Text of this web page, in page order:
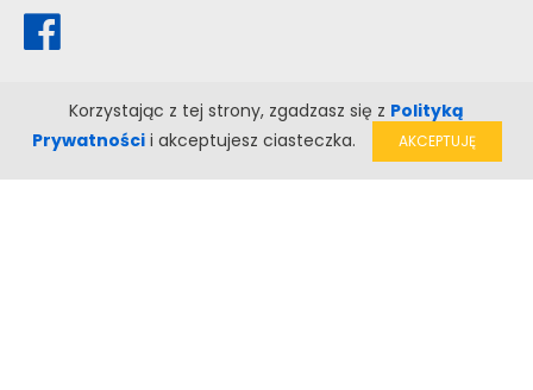
Korzystając z tej strony, zgadzasz się z Polityką
Prywatnościi akceptujesz ciasteczka. AKCEPTUJĘ